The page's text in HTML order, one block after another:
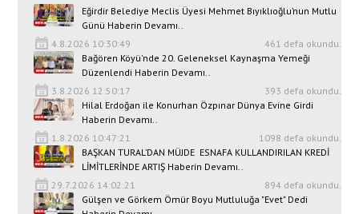
Eğirdir Belediye Meclis Üyesi Mehmet Bıyıklıoğlu’nun Mutlu
Günü Haberin Devamı..
4.8.2026 10:30:49
461 defa okundu.
Bağören Köyü'nde 20. Geleneksel Kaynaşma Yemeği
Düzenlendi Haberin Devamı..
3.8.2026 12:50:17
393 defa okundu.
Hilal Erdoğan ile Konurhan Özpınar Dünya Evine Girdi
Haberin Devamı..
1.8.2026 10:47:21
1098 defa okundu.
BAŞKAN TURAL’DAN MÜJDE ESNAFA KULLANDIRILAN KREDİ
LİMİTLERİNDE ARTIŞ Haberin Devamı..
29.7.2026 14:02:21
894 defa okundu.
Gülşen ve Görkem Ömür Boyu Mutluluğa "Evet" Dedi